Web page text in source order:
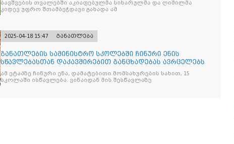
ბავშვების თვალებში აკიაფებულმა სიხარულმა და ღიმილმა
კიდევ უფრო შთამბეჭდავი გახადა ამ
2025-04-18 15:47 განათლება
განათლების სამინისტრო სკოლებში ჩინური ენის
სწავლებასთან დაკავშირებით განცხადებას ავრცელებს
ამ ეტაპზე ჩინური ენა, დამატებითი მომსახურების სახით, 15
სკოლაში ისწავლება. ვინაიდან მის შესწავლაზე